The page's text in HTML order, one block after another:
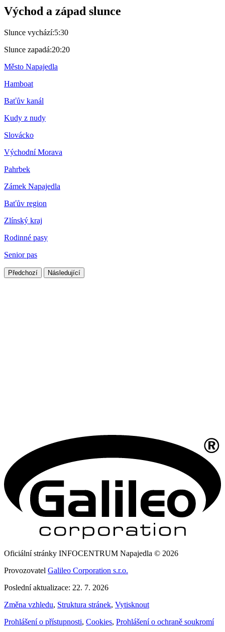
Východ a západ slunce
Slunce vychází:5:30
Slunce zapadá:20:20
Město Napajedla
Hamboat
Baťův kanál
Kudy z nudy
Slovácko
Východní Morava
Pahrbek
Zámek Napajedla
Baťův region
Zlínský kraj
Rodinné pasy
Senior pas
Předchozí Následující
Oficiální stránky INFOCENTRUM Napajedla © 2026
Provozovatel Galileo Corporation s.r.o.
Poslední aktualizace: 22. 7. 2026
Změna vzhledu, Struktura stránek, Vytisknout
Prohlášení o přístupnosti, Cookies, Prohlášení o ochraně soukromí